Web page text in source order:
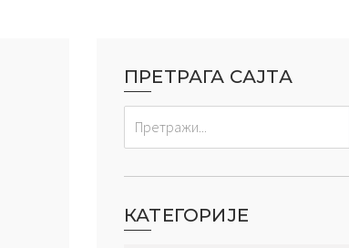
ПРЕТРАГА САЈТА
КАТЕГОРИЈЕ